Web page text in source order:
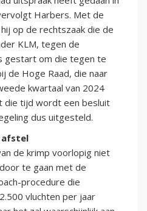
Harbers. Met de
op de rechtszaak die de
KLM, tegen de
gestart om die tegen te
de Hoge Raad, die naar
kwartaal van 2024
die tijd wordt een besluit
dus uitgesteld.
afstel
de krimp voorlopig niet
te gaan met de
procedure die
vluchten per jaar